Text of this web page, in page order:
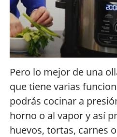
Pero lo mejor de una
que tiene varias
podrás cocinar a
horno o al vapor y así
huevos, tortas, carnes